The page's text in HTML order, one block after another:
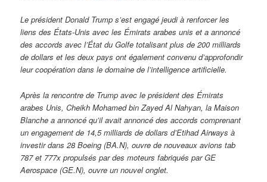
Le président Donald Trump s’est engagé jeudi à renforcer les
liens des États-Unis avec les Émirats arabes unis et a annoncé
des accords avec l’État du Golfe totalisant plus de 200 milliards
de dollars et les deux pays ont également convenu d’approfondir
leur coopération dans le domaine de l’intelligence artificielle.
Après la rencontre de Trump avec le président des Émirats
arabes Unis, Cheikh Mohamed bin Zayed Al Nahyan, la Maison
Blanche a annoncé qu’il avait annoncé des accords comprenant
un engagement de 14,5 milliards de dollars d’Etihad Airways à
investir dans 28 Boeing (BA.N), ouvre de nouveaux avions tab
787 et 777x propulsés par des moteurs fabriqués par GE
Aerospace (GE.N), ouvre un nouvel onglet.